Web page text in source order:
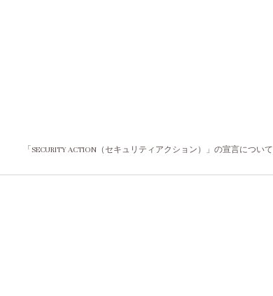
「SECURITY ACTION（セキュリティアクション）」の宣言について